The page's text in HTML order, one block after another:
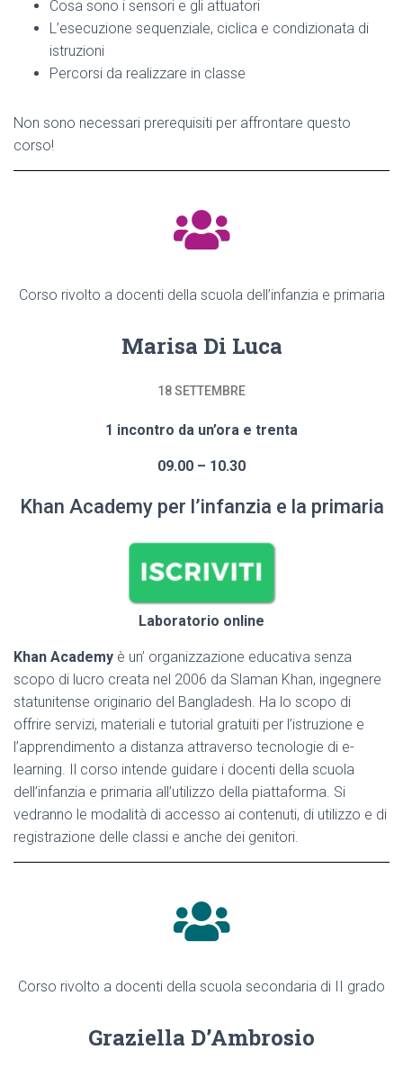
Cosa sono i sensori e gli attuatori
L’esecuzione sequenziale, ciclica e condizionata di
istruzioni
Percorsi da realizzare in classe
Non sono necessari prerequisiti per affrontare questo
corso!
Corso rivolto a docenti della scuola dell’infanzia e primaria
Marisa Di Luca
18 SETTEMBRE
1 incontro da un’ora e trenta
09.00 – 10.30
Khan Academy per l’infanzia e la primaria
Laboratorio online
Khan Academy è un’ organizzazione educativa senza
scopo di lucro creata nel 2006 da Slaman Khan, ingegnere
statunitense originario del Bangladesh. Ha lo scopo di
offrire servizi, materiali e tutorial gratuiti per l’istruzione e
l’apprendimento a distanza attraverso tecnologie di e-
learning. Il corso intende guidare i docenti della scuola
dell’infanzia e primaria all’utilizzo della piattaforma. Si
vedranno le modalità di accesso ai contenuti, di utilizzo e di
registrazione delle classi e anche dei genitori.
Corso rivolto a docenti della scuola secondaria di II grado
Graziella D’Ambrosio